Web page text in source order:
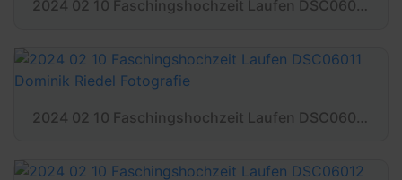
2024 02 10 Faschingshochzeit Laufen DSC06008 Dominik Riedel Fotografie
2024 02 10 Faschingshochzeit Laufen DSC06011 Dominik Riedel Fotografie